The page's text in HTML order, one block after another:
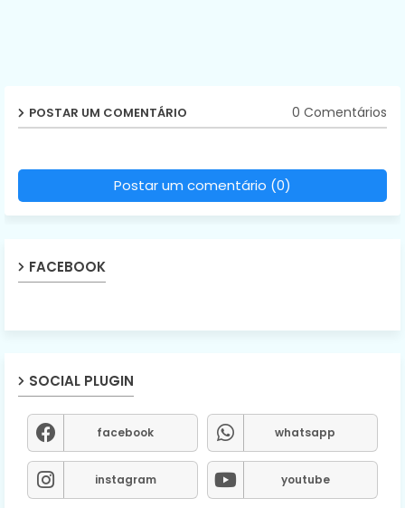
POSTAR UM COMENTÁRIO 0 Comentários
Postar um comentário (0)
FACEBOOK
SOCIAL PLUGIN
facebook whatsapp
instagram youtube